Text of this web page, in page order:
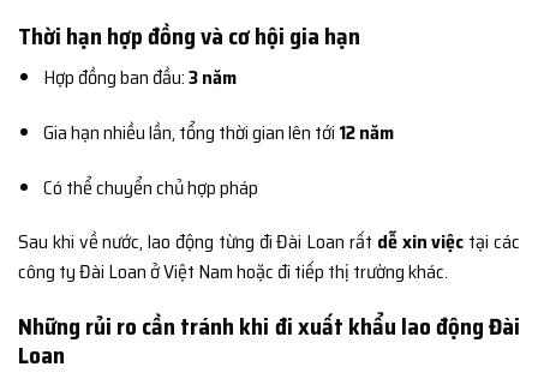
Thời hạn hợp đồng và cơ hội gia hạn
Hợp đồng ban đầu:3 năm
Gia hạn nhiều lần, tổng thời gian lên tới 12 năm
Có thể chuyển chủ hợp pháp
Sau khi về nước, lao động từng đi Đài Loan rất dễ xin việc tại các
công ty Đài Loan ở Việt Nam hoặc đi tiếp thị trường khác.
Những rủi ro cần tránh khi đi xuất khẩu lao động Đài
Loan